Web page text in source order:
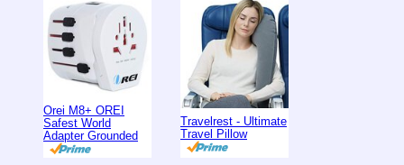
Orei M8+ OREI
Safest World
Adapter Grounded
Travelrest - Ultimate
Travel Pillow